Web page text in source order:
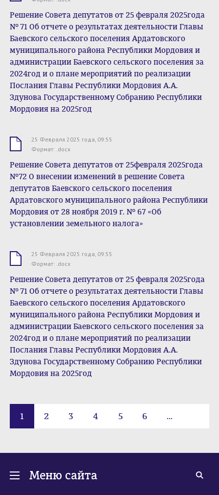
Решение Совета депутатов от 25 февраля 2025года
№ 71 Об отчете о результатах деятельности Главы
Баевского сельского поселения Ардатовского
муниципального района Республики Мордовия и
администрации Баевского сельского поселения за
2024год и о плане мероприятий по реализации
Послания Главы Республики Мордовия А.А.
Здунова Государственному Собранию Республики
Мордовия на 2025год
25 Февраля 2025 года, 09:55
Формат: .docx
Решение Совета депутатов от 25февраля 2025года
№72 О внесении изменений в решение Совета
депутатов Баевского сельского поселения
Ардатовского муниципального района Республики
Мордовия от 28 ноября 2019 г. № 67 «Об
установлении земельного налога»
25 Февраля 2025 года, 09:55
Формат: .docx
Решение Совета депутатов от 25 февраля 2025года
№ 71 Об отчете о результатах деятельности Главы
Баевского сельского поселения Ардатовского
муниципального района Республики Мордовия и
администрации Баевского сельского поселения за
2024год и о плане мероприятий по реализации
Послания Главы Республики Мордовия А.А.
Здунова Государственному Собранию Республики
Мордовия на 2025год
1 2 3 4 5 6 ...
Меню сайта